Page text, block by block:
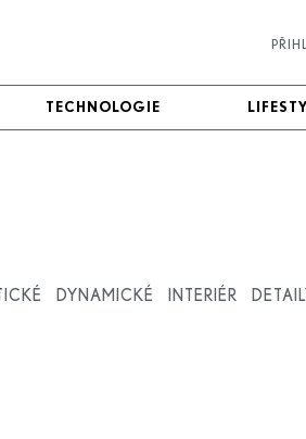
TECHNOLOGIE
TECHNOLOGIE
DYNAMICKÉ INTERIÉR